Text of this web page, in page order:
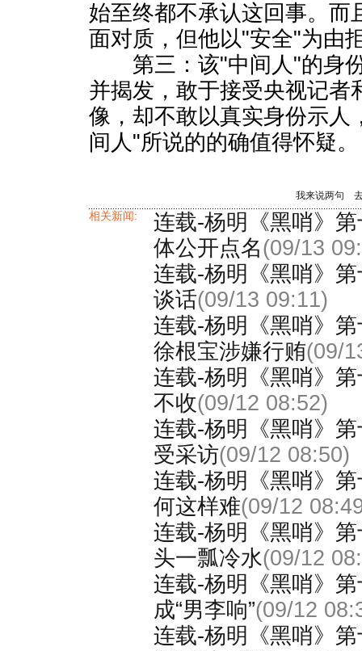
始至终都不承认这回事。而
面对质，但他以"安全"为由
第三：该"中间人"的身份
并揭发，敢于接受央视记者
像，却不敢以真实身份示人
间人"所说的的确值得怀疑。
我来说两句
相关新闻:
连载-杨明《黑哨》
体公开点名(09/13
连载-杨明《黑哨》
谈话(09/13 09:11)
连载-杨明《黑哨》
徐根宝涉嫌行贿(09/
连载-杨明《黑哨》
不收(09/12 08:52)
连载-杨明《黑哨》
受采访(09/12 08:50)
连载-杨明《黑哨》
何这样难(09/12
连载-杨明《黑哨》
头一瓢冷水(09/12
连载-杨明《黑哨》
成“男李响”(09/12
连载-杨明《黑哨》